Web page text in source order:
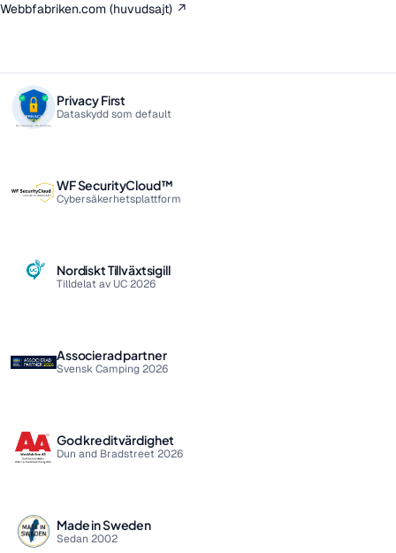
Webbfabriken.com (huvudsajt) ↗
Privacy First
Dataskydd som default
WF SecurityCloud™
Cybersäkerhetsplattform
Nordiskt Tillväxtsigill
Tilldelat av UC 2026
Associerad partner
Svensk Camping 2026
God kreditvärdighet
Dun and Bradstreet 2026
Made in Sweden
Sedan 2002